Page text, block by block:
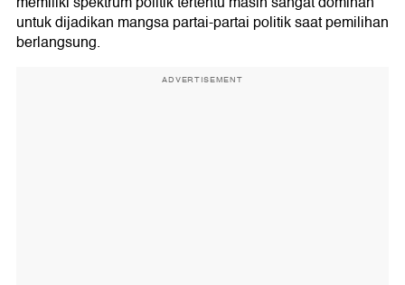
untuk dijadikan mangsa partai-partai politik saat pemilihan
berlangsung.
ADVERTISEMENT